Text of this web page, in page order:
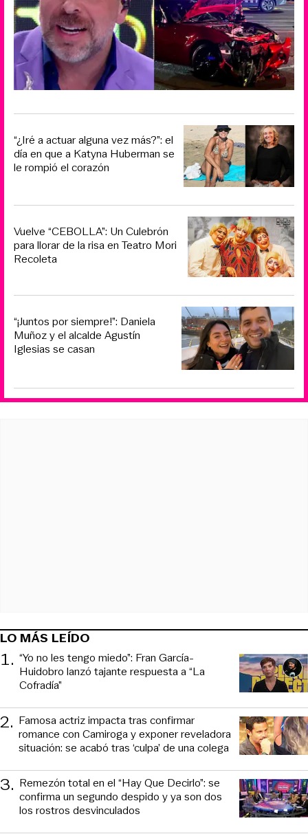
“¿Iré a actuar alguna vez más?”: el
día en que a Katyna Huberman se
le rompió el corazón
Vuelve “CEBOLLA”: Un Culebrón
para llorar de la risa en Teatro Mori
Recoleta
“¡Juntos por siempre!”: Daniela
Muñoz y el alcalde Agustín
Iglesias se casan
LO MÁS LEÍDO
1. “Yo no les tengo miedo”: Fran García-
Huidobro lanzó tajante respuesta a “La
Cofradía”
2. Famosa actriz impacta tras confirmar
romance con Camiroga y exponer reveladora
situación: se acabó tras ‘culpa’ de una colega
3. Remezón total en el “Hay Que Decirlo”: se
confirma un segundo despido y ya son dos
los rostros desvinculados